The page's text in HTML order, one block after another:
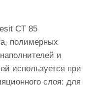
CT 85
полимерных
и
используется при
слоя: для